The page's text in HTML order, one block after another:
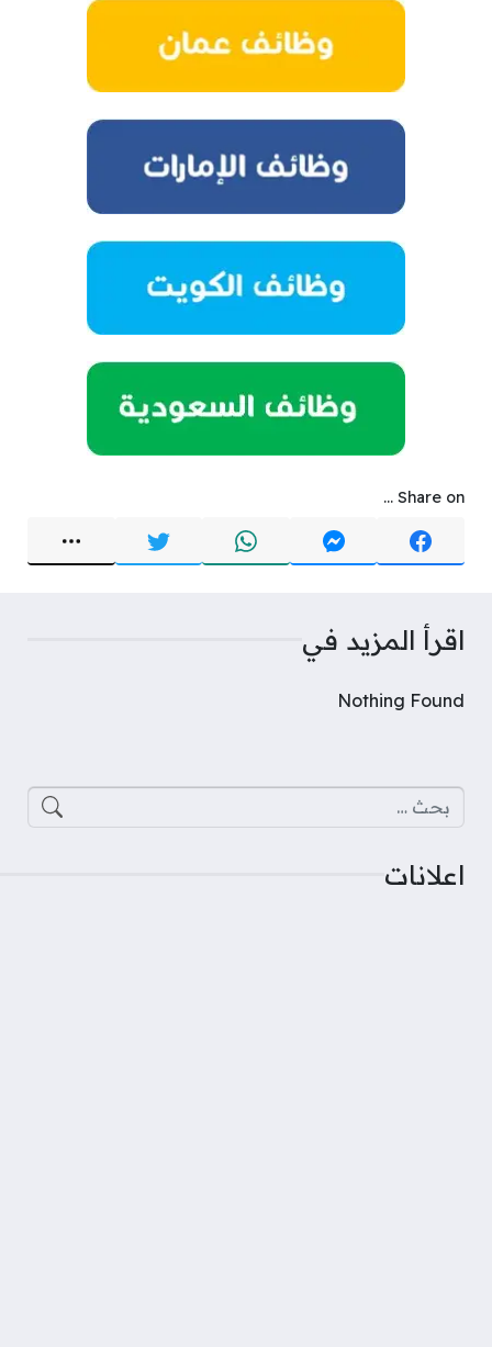
Share on ...
اقرأ المزيد في
Nothing Found
البحث عن:
اعلانات